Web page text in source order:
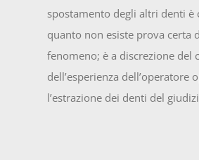
spostamento degli altri denti è
quanto non esiste prova certa
fenomeno; è a discrezione del
dell’esperienza dell’operatore
l’estrazione dei denti del